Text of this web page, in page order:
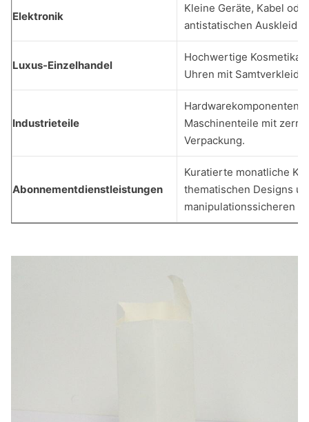
Elektronik
Kleine Geräte, Kabel
antistatischen
Luxus-Einzelhandel
Hochwertige Kosmetika,
Uhren mit
Industrieteile
Hardwarekomponenten,
Maschinenteile mit
Verpackung.
Abonnementdienstleistungen
Kuratierte monatliche
thematischen Designs
manipulationssicheren